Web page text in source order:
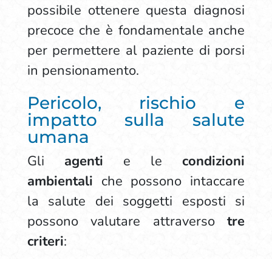
possibile ottenere questa diagnosi
precoce che è fondamentale anche
per permettere al paziente di porsi
in pensionamento.
Pericolo, rischio e
impatto sulla salute
umana
Gli agenti e lecondizioni
ambientali che possono intaccare
la salute dei soggetti esposti si
possono valutare attraversotre
criteri: